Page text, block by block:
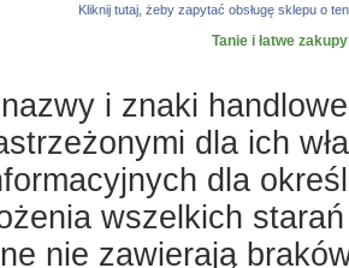
Kliknij tutaj, żeby zapytać obsługę sklepu o
Tanie i łatwe
i znaki
dla ich
dla
wszelkich
nie zawierają